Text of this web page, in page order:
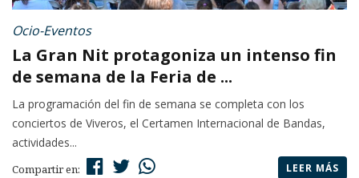
Ocio-Eventos
La Gran Nit protagoniza un intenso fin
de semana de la Feria de ...
La programación del fin de semana se completa con los
conciertos de Viveros, el Certamen Internacional de Bandas,
actividades...
Compartir en: LEER MÁS